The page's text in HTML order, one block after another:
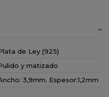
de Ley (925)
y matizado
3,9mm. Espesor:1,2mm